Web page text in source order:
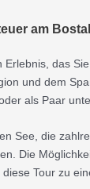
am
Erlebnis, das
und dem
als Paar
See, die
Die
Tour zu